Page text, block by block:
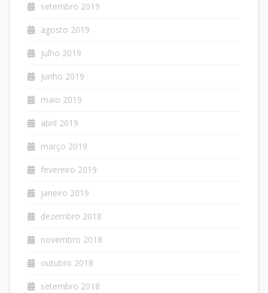
setembro 2019
agosto 2019
julho 2019
junho 2019
maio 2019
abril 2019
março 2019
fevereiro 2019
janeiro 2019
dezembro 2018
novembro 2018
outubro 2018
setembro 2018